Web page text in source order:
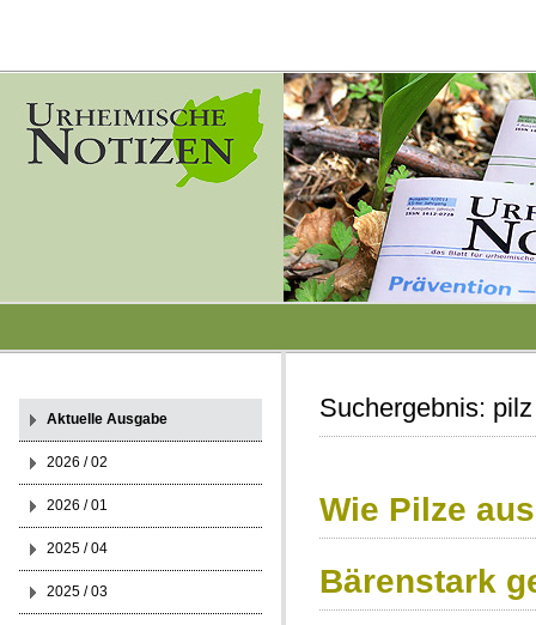
Suchergebnis: pilz
Wie Pilze
Bärenstark
Aktuelle Ausgabe
2026 / 02
2026 / 01
2025 / 04
2025 / 03